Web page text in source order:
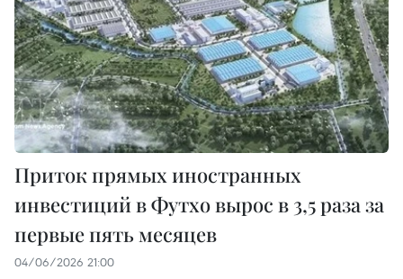
Приток прямых иностранных
инвестиций в Футхо вырос в 3,5 раза за
первые пять месяцев
04/06/2026 21:00